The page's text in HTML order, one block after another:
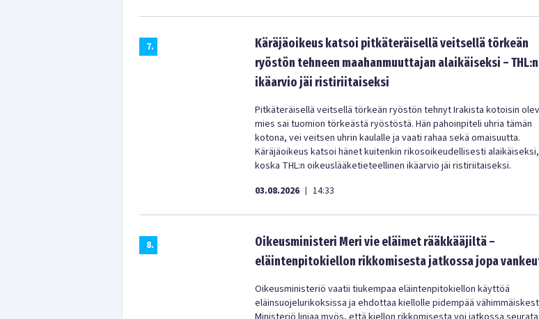
7.
Käräjäoikeus katsoi pitkäteräisellä veitsellä törkeän
ryöstön tehneen maahanmuuttajan alaikäiseksi – THL:n
ikäarvio jäi ristiriitaiseksi
Pitkäteräisellä veitsellä törkeän ryöstön tehnyt Irakista kotoisin
mies sai tuomion törkeästä ryöstöstä. Hän pahoinpiteli uhria tämän
kotona, vei veitsen uhrin kaulalle ja vaati rahaa sekä omaisuutta.
Käräjäoikeus katsoi hänet kuitenkin rikosoikeudellisesti alaikäiseksi,
koska THL:n oikeuslääketieteellinen ikäarvio jäi ristiriitaiseksi.
03.08.2026 | 14:33
8.
Oikeusministeri Meri vie eläimet rääkkääjiltä –
eläintenpitokiellon rikkomisesta jatkossa jopa
Oikeusministeriö vaatii tiukempaa eläintenpitokiellon käyttöä
eläinsuojelurikoksissa ja ehdottaa kiellolle pidempää